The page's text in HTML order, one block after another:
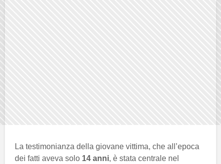
La testimonianza della giovane vittima, che all’epoca
dei fatti aveva solo 14 anni, è stata centrale nel